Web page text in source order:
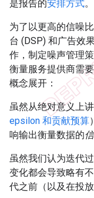
是报告的安排方式。
为了以更高的信噪
台 (DSP) 和广告效
作，制定噪声管理
衡量服务提供商需
概念展开：
虽然从绝对意义上讲
epsilon 和贡献预算
响输出衡量数据的
虽然我们认为迭代
变化都会导致略有
代之前（以及在投